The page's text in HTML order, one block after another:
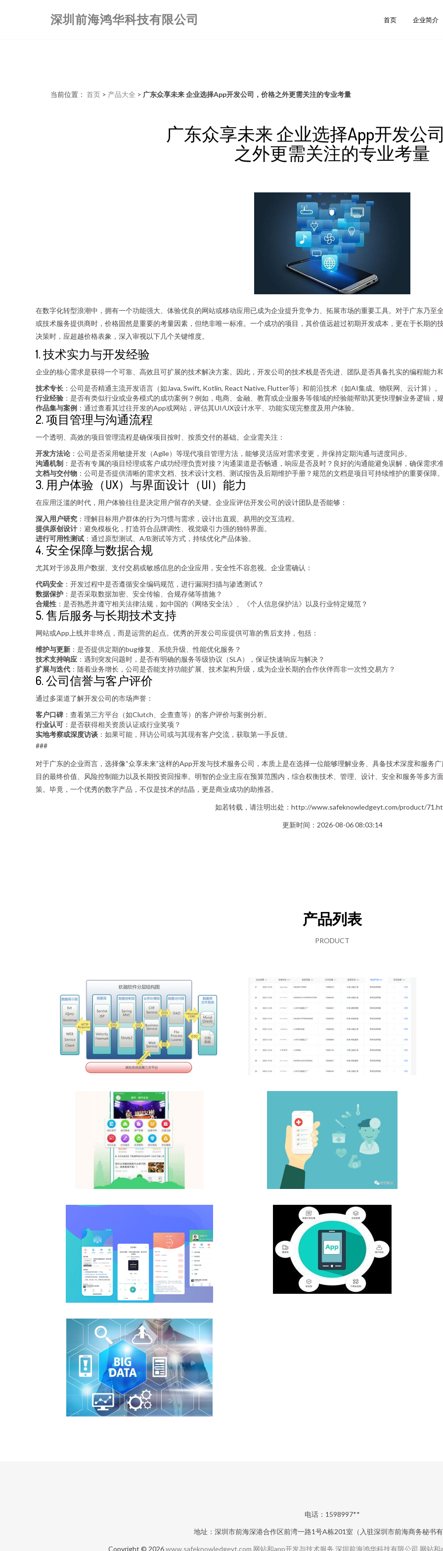
深圳前海鸿华科技有限公司 首页 企业简介
当前位置： 首页 > 产品大全 > 广东众享未来 企业选择App开发公司，价格之外更需关注的专业考量
广东众享未来 企业选择App开发公
之外更需关注的专业考量
在数字化转型浪潮中，拥有一个功能强大、体验优良的网站或移动应用已成为企业提升竞争力、拓展市场的重要工具。对于广东乃至
或技术服务提供商时，价格固然是重要的考量因素，但绝非唯一标准。一个成功的项目，其价值远超过初期开发成本，更在于长期的
决策时，应超越价格表象，深入审视以下几个关键维度。
1. 技术实力与开发经验
企业的核心需求是获得一个可靠、高效且可扩展的技术解决方案。因此，开发公司的技术栈是否先进、团队是否具备扎实的编程能力
技术专长 ：公司是否精通主流开发语言（如Java, Swift, Kotlin, React Native, Flutter等）和前沿技术（如AI集成、物联网、云计算）。
行业经验 ：是否有类似行业或业务模式的成功案例？例如，电商、金融、教育或企业服务等领域的经验能帮助其更快理解业务逻辑，规
作品集与案例 ：通过查看其过往开发的App或网站，评估其UI/UX设计水平、功能实现完整度及用户体验。
2. 项目管理与沟通流程
一个透明、高效的项目管理流程是确保项目按时、按质交付的基础。企业需关注：
开发方法论 ：公司是否采用敏捷开发（Agile）等现代项目管理方法，能够灵活应对需求变更，并保持定期沟通与进度同步。
沟通机制 ：是否有专属的项目经理或客户成功经理负责对接？沟通渠道是否畅通，响应是否及时？良好的沟通能避免误解，确保需求准
文档与交付物 ：公司是否提供清晰的需求文档、技术设计文档、测试报告及后期维护手册？规范的文档是项目可持续维护的重要保障。
3. 用户体验（UX）与界面设计（UI）能力
在应用泛滥的时代，用户体验往往是决定用户留存的关键。企业应评估开发公司的设计团队是否能够：
深入用户研究 ：理解目标用户群体的行为习惯与需求，设计出直观、易用的交互流程。
提供原创设计 ：避免模板化，打造符合品牌调性、视觉吸引力强的独特界面。
进行可用性测试 ：通过原型测试、A/B测试等方式，持续优化产品体验。
4. 安全保障与数据合规
尤其对于涉及用户数据、支付交易或敏感信息的企业应用，安全性不容忽视。企业需确认：
代码安全 ：开发过程中是否遵循安全编码规范，进行漏洞扫描与渗透测试？
数据保护 ：是否采取数据加密、安全传输、合规存储等措施？
合规性 ：是否熟悉并遵守相关法律法规，如中国的《网络安全法》、《个人信息保护法》以及行业特定规范？
5. 售后服务与长期技术支持
网站或App上线并非终点，而是运营的起点。优秀的开发公司应提供可靠的售后支持，包括：
维护与更新 ：是否提供定期的bug修复、系统升级、性能优化服务？
技术支持响应 ：遇到突发问题时，是否有明确的服务等级协议（SLA），保证快速响应与解决？
扩展与迭代 ：随着业务增长，公司是否能支持功能扩展、技术架构升级，成为企业长期的合作伙伴而非一次性交易方？
6. 公司信誉与客户评价
通过多渠道了解开发公司的市场声誉：
客户口碑 ：查看第三方平台（如Clutch、企查查等）的客户评价与案例分析。
行业认可 ：是否获得相关资质认证或行业奖项？
实地考察或深度访谈 ：如果可能，拜访公司或与其现有客户交流，获取第一手反馈。
###
对于广东的企业而言，选择像“众享未来”这样的App开发与技术服务公司，本质上是在选择一位能够理解业务、具备技术深度和服务
目的最终价值、风险控制能力以及长期投资回报率。明智的企业主应在预算范围内，综合权衡技术、管理、设计、安全和服务等多
策。毕竟，一个优秀的数字产品，不仅是技术的结晶，更是商业成功的助推器。
如若转载，请注明出处：http://www.safeknowledgeyt.com/product/
更新时间：2026-08-06 08:03:14
产品列表
PRODUCT
电话：1598997**
地址：深圳市前海深港合作区前湾一路1号A栋201室（入驻深圳市前海商务秘书有
Copyright © 2026www.safeknowledgeyt.com 网站和app开发与技术服务 深圳前海鸿华科技有限公司 网站和